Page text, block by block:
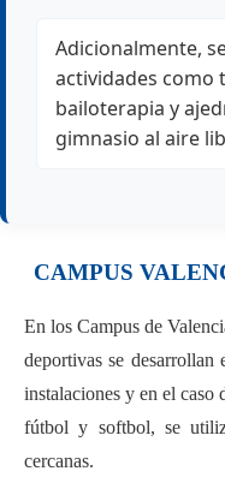
Adicionalmente,
actividades como
bailoterapia y
gimnasio al aire
CAMPUS
En los Campus de
deportivas se desarrollan
instalaciones y en el caso
fútbol y softbol, se
cercanas.